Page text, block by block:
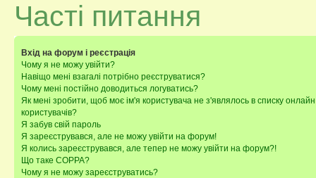
Часті питання
Вхід на форум і реєстрація
Чому я не можу увійти?
Навіщо мені взагалі потрібно реєструватися?
Чому мені постійно доводиться логуватись?
Як мені зробити, щоб моє ім'я користувача не з'являлось в списку онлайн
користувачів?
Я забув свій пароль
Я зареєструвався, але не можу увійти на форум!
Я колись зареєструвався, але тепер не можу увійти на форум?!
Що таке COPPA?
Чому я не можу зареєструватись?